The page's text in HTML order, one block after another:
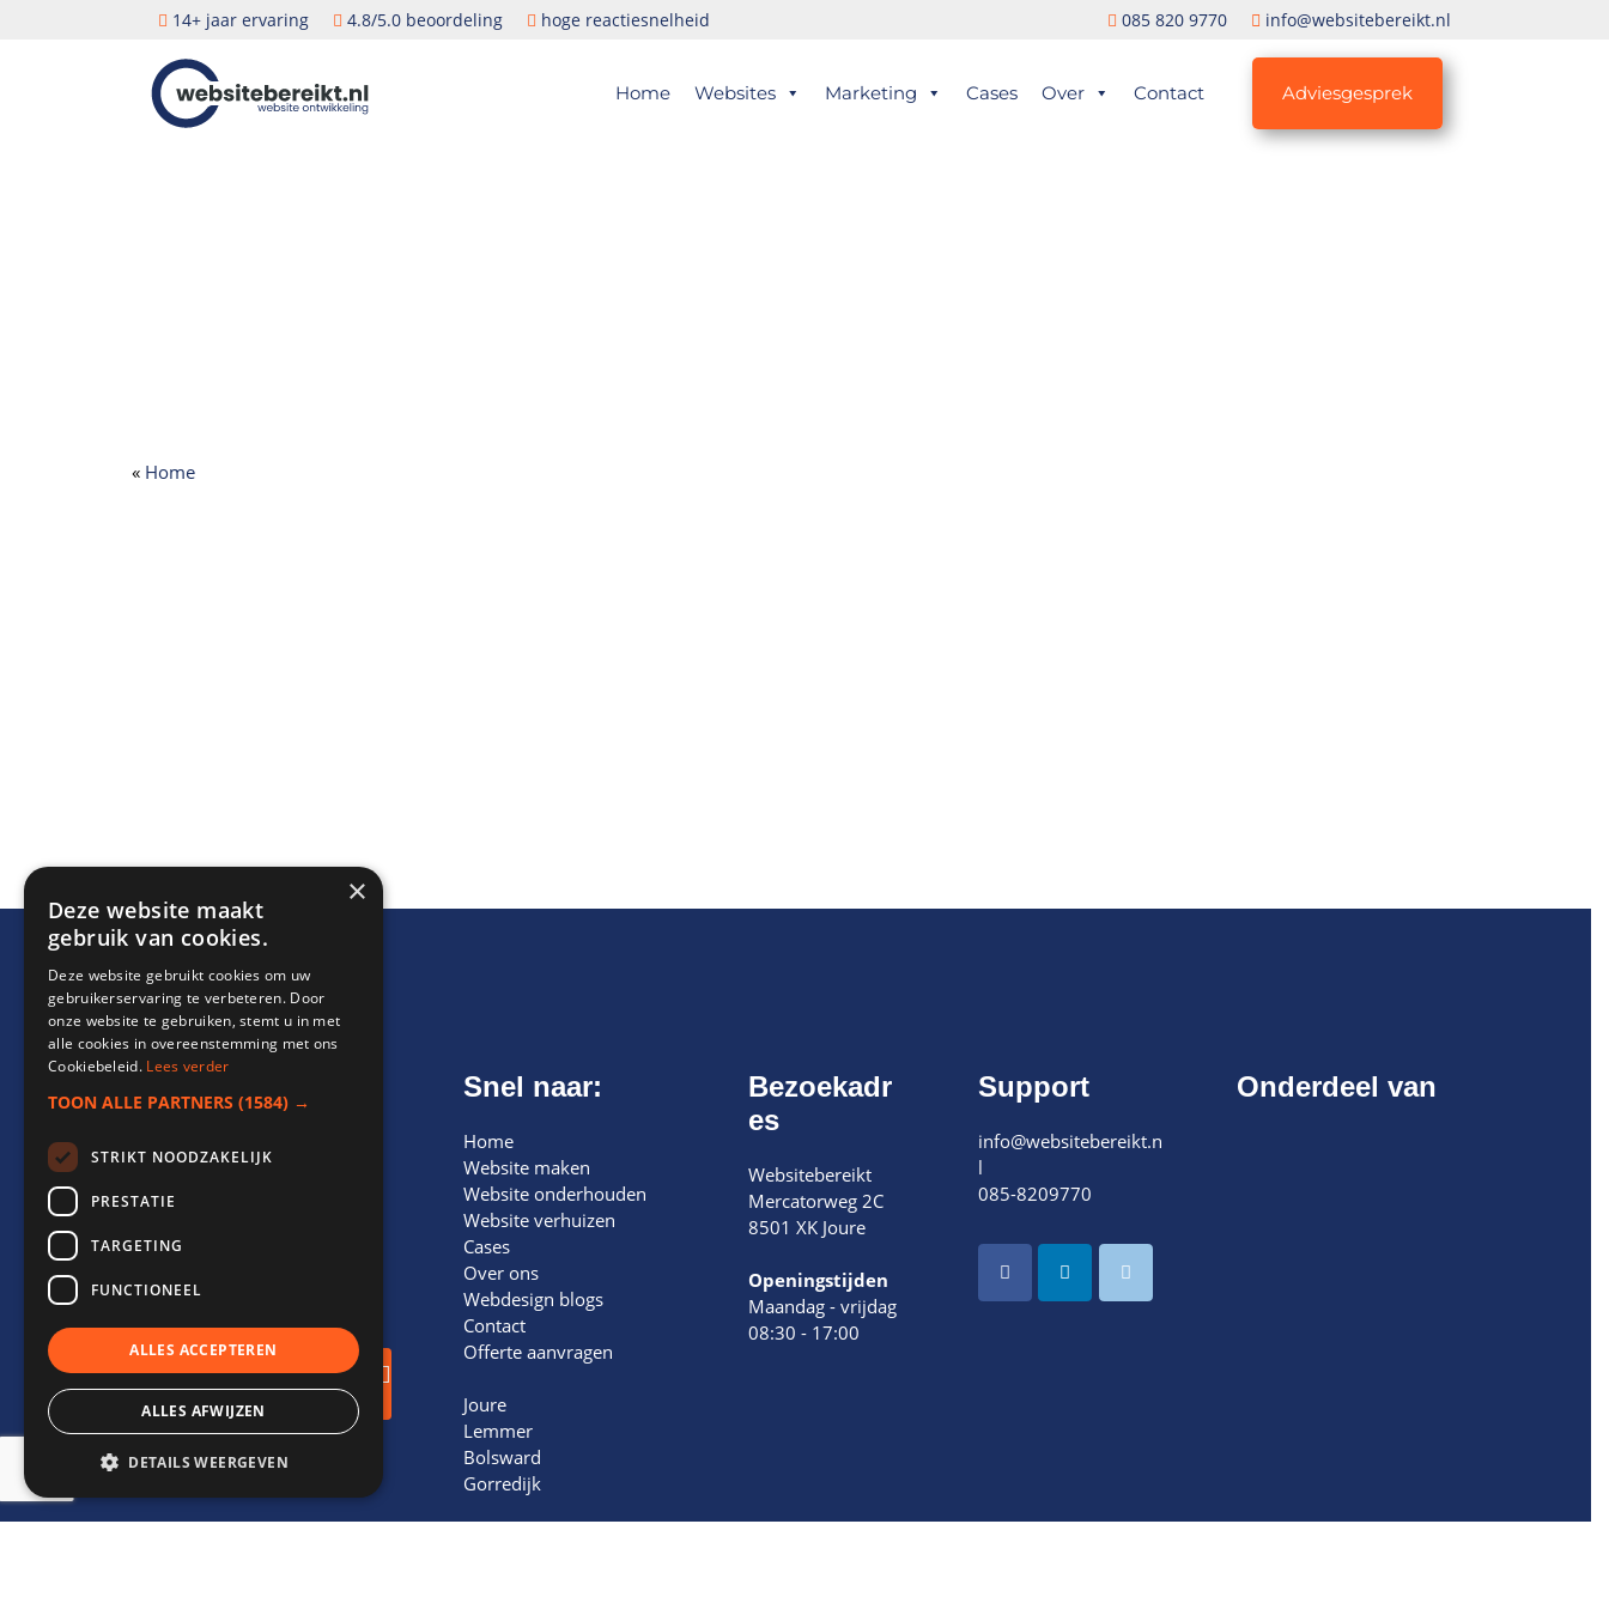
14+ jaar ervaring 4.8/5.0 beoordeling hoge reactiesnelheid 085 820 9770 info@websitebereikt.nl
Websitebereikt.nl Home Websites Marketing Cases Over Contact Adviesgesprek
« Home
adviesgesprek biedt inzicht
inkansen
toekomstige
door onze experts.
Adviesgesprek
inplannen!
Snel naar:
Home
Website maken
Website onderhouden
Website verhuizen
Cases
Over ons
Webdesign blogs
Contact
Offerte aanvragen
Joure
Lemmer
Bolsward
Gorredijk
Bezoekadr
es
Websitebereikt
Mercatorweg 2C
8501 XK Joure
Openingstijden
Maandag - vrijdag
08:30 - 17:00
Support
info@websitebereikt.n
l
085-8209770
Onderdeel van
×
Deze website maakt
gebruik van cookies.
Deze website gebruikt cookies om uw
gebruikerservaring te verbeteren. Door
onze website te gebruiken, stemt u in met
alle cookies in overeenstemming met ons
Cookiebeleid. Lees verder
TOON ALLE PARTNERS (1584) →
STRIKT NOODZAKELIJK
PRESTATIE
TARGETING
FUNCTIONEEL
ALLES ACCEPTEREN
ALLES AFWIJZEN
DETAILS WEERGEVEN